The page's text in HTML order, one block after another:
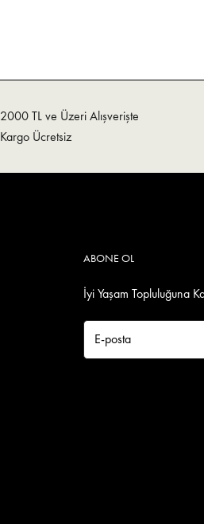
2000 TL ve Üzeri Alışverişte
Kargo Ücretsiz
ABONE OL
İyi Yaşam Topluluğuna